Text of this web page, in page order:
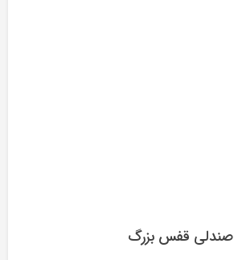
صندلی قفس بزرگ